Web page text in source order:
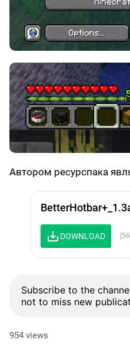
Автором ресурспака
DOWNLOAD
Subscribe to the
not to miss new
954 views